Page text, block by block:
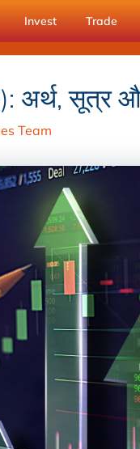
Invest Trade
अर्थ, सूत्र
Team